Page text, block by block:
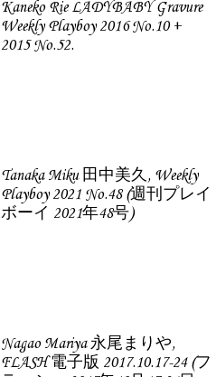
Kaneko Rie LADYBABY Gravure
Weekly Playboy 2016 No.10 +
2015 No.52.
Tanaka Miku 田中美久, Weekly
Playboy 2021 No.48 (週刊プレイ
ボーイ 2021年48号)
Nagao Mariya 永尾まりや,
FLASH 電子版 2017.10.17-24 (フ